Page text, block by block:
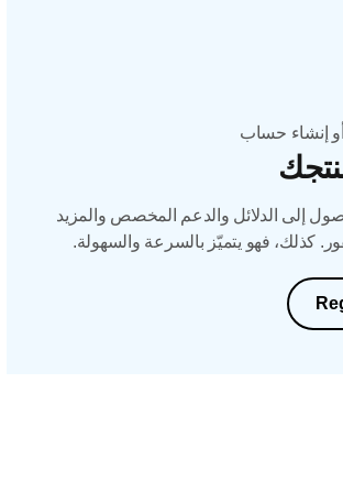
إنشاء حساب
إلى الدلائل والدعم المخصص والمزيد
كذلك، فهو يتميّز بالسرعة والسهولة.